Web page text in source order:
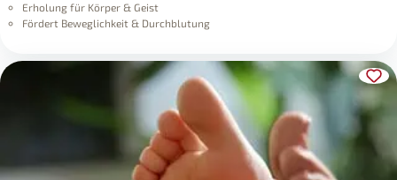
Erholung für Körper & Geist
Fördert Beweglichkeit & Durchblutung